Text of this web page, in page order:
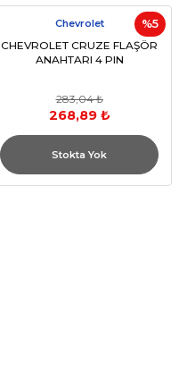
%5
Chevrolet
CHEVROLET CRUZE FLAŞÖR
ANAHTARI 4 PIN
283,04 ₺
268,89 ₺
Stokta Yok